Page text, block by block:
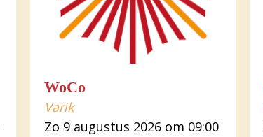
WoCo
Varik
Zo 9 augustus 2026 om 09:00